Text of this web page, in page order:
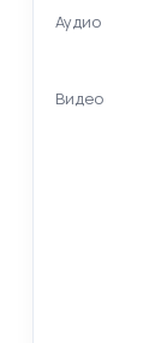
Аудио
Видео